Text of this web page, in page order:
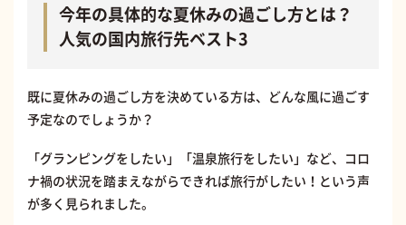
今年の具体的な夏休みの過ごし方とは？
人気の国内旅行先ベスト3
既に夏休みの過ごし方を決めている方は、どんな風に過ごす
予定なのでしょうか？
「グランピングをしたい」「温泉旅行をしたい」など、コロ
ナ禍の状況を踏まえながらできれば旅行がしたい！という声
が多く見られました。